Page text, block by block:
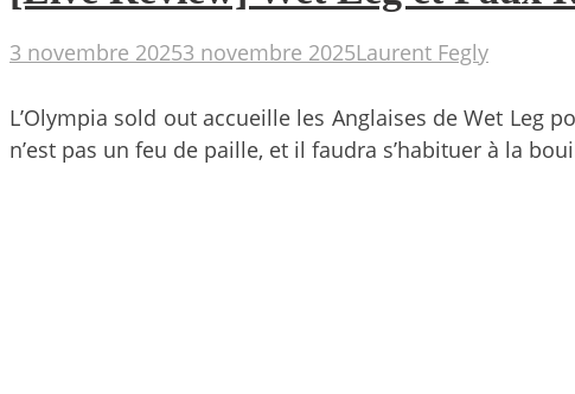
3 novembre 20253 novembre 2025Laurent Fegly
L’Olympia sold out accueille les Anglaises de Wet Leg
n’est pas un feu de paille, et il faudra s’habituer à la